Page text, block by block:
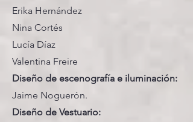
Erika Hernández
Nina Cortés
Lucía Díaz
Valentina Freire
Diseño de escenografía e iluminación:
Jaime Noguerón.
Diseño de Vestuario: